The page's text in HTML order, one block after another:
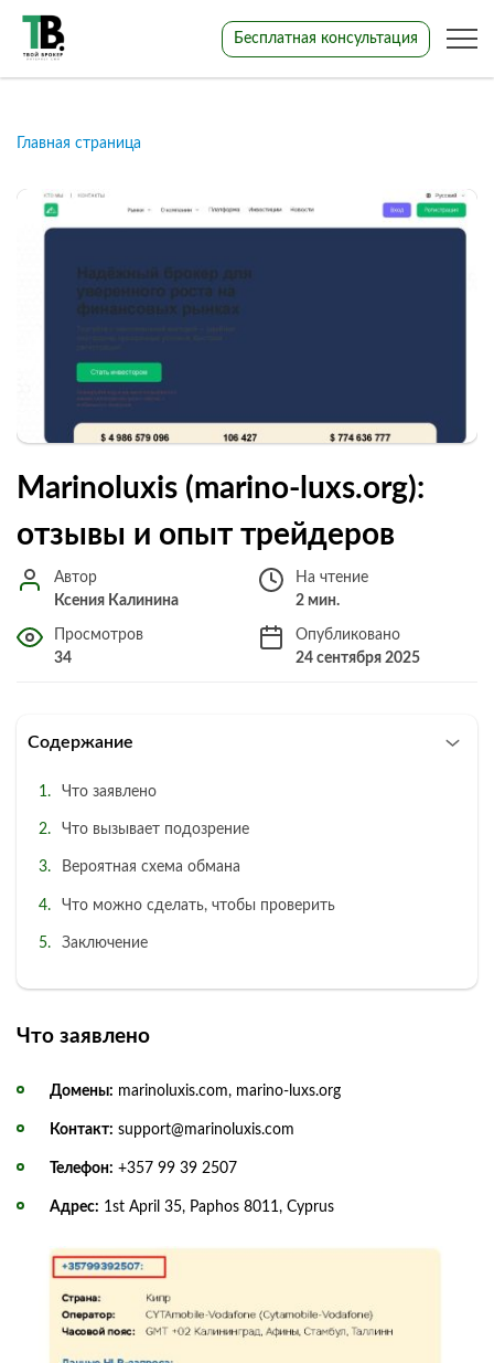
Бесплатная консультация
Главная страница
Marinoluxis (marino-luxs.org):
отзывы и опыт трейдеров
Автор
Ксения Калинина
На чтение
2 мин.
Просмотров
34
Опубликовано
24 сентября 2025
Содержание
Что заявлено
Что вызывает подозрение
Вероятная схема обмана
Что можно сделать, чтобы проверить
Заключение
Что заявлено
Домены: marinoluxis.com, marino-luxs.org
Контакт: support@marinoluxis.com
Телефон: +357 99 39 2507
Адрес: 1st April 35, Paphos 8011, Cyprus